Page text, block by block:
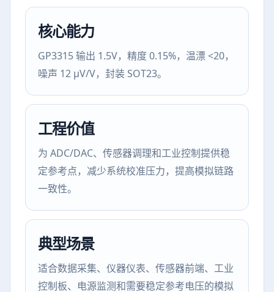
核心能力
GP3315 输出 1.5V，精度 0.15%，温漂 <20，
噪声 12 μV/V，封装 SOT23。
工程价值
为 ADC/DAC、传感器调理和工业控制提供稳
定参考点，减少系统校准压力，提高模拟链路
一致性。
典型场景
适合数据采集、仪器仪表、传感器前端、工业
控制板、电源监测和需要稳定参考电压的模拟